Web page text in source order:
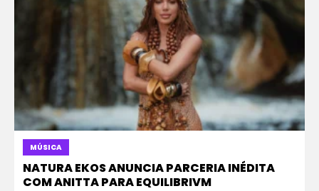
MÚSICA
NATURA EKOS ANUNCIA PARCERIA INÉDITA
COM ANITTA PARA EQUILIBRIVM